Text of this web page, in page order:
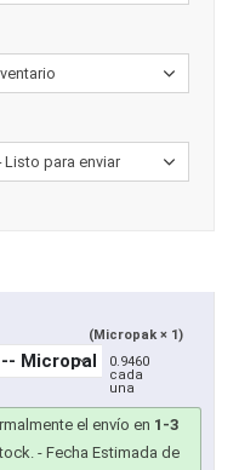
(Micropak × 1)
0.9460
cada
una
el envío en 1-3
- Fecha Estimada de